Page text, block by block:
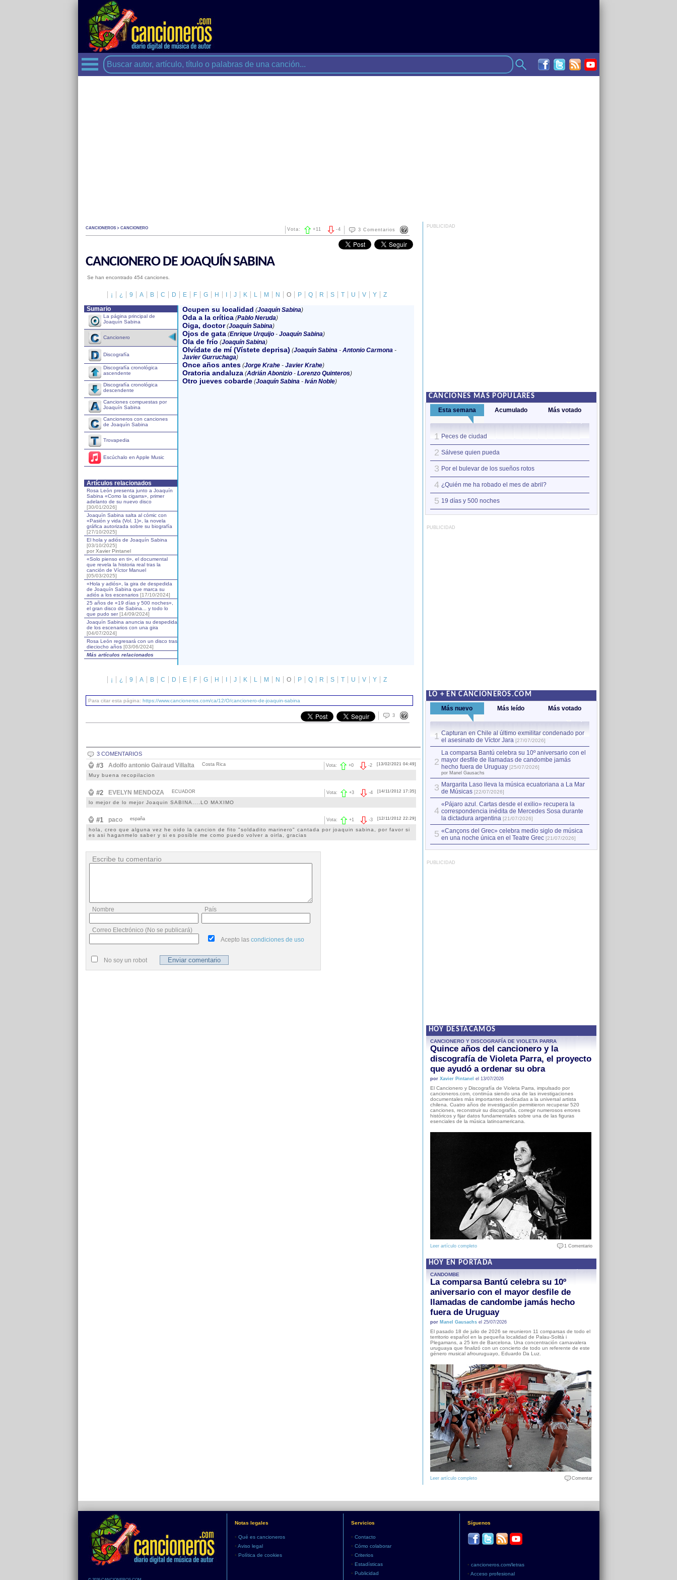
CANCIONEROS > CANCIONERO 3 Comentarios
-4
Vota: +11
CANCIONERO DE JOAQUÍN SABINA
Se han encontrado 454 canciones.
¡ ¿ 9 A B C D E F G H J K L M N O P Q R S T U V Y
Z
Sumario
La página principal de
Joaquín Sabina
Cancionero
Discografía
Discografía cronológica
ascendente
Discografía cronológica
descendente
Canciones compuestas por
Joaquín Sabina
Cancioneros con canciones
de Joaquín Sabina
Trovapedia
Escúchalo en Apple Music
Artículos relacionados
Rosa León presenta junto a Joaquín
Sabina «Como la cigarra», primer
adelanto de su nuevo disco
[30/01/2026]
Joaquín Sabina salta al cómic con
«Pasión y vida (Vol. 1)», la novela
gráfica autorizada sobre su biografía
[27/10/2025]
El hola y adiós de Joaquín Sabina
[03/10/2025]
por Xavier Pintanel
«Solo pienso en ti», el documental
que revela la historia real tras la
canción de Víctor Manuel
[05/03/2025]
«Hola y adiós», la gira de despedida
de Joaquín Sabina que marca su
adiós a los escenarios [17/10/2024]
25 años de «19 días y 500 noches»,
el gran disco de Sabina... y todo lo
que pudo ser[14/09/2024]
Joaquín Sabina anuncia su despedida
de los escenarios con una gira
[04/07/2024]
Rosa León regresará con un disco tras
dieciocho años [03/06/2024]
Más artículos relacionados
Ocupen su localidad (Joaquín Sabina)
Oda a la crítica (Pablo Neruda)
Oiga, doctor (Joaquín Sabina)
Ojos de gata (Enrique Urquijo- Joaquín Sabina)
Ola de frío (Joaquín Sabina)
Olvídate de mí (Vístete deprisa) (Joaquín Sabina- Antonio Carmona-
Javier Gurruchaga)
Once años antes (Jorge Krahe- Javier Krahe)
Oratoria andaluza (Adrián Abonizio- Lorenzo Quinteros)
Otro jueves cobarde (Joaquín Sabina- Iván Noble)
¡ ¿ 9 A B C D E F G H J K L M N O P Q R S T U V Y Z
Para citar esta página: https://www.cancioneros.com/ca/12/O/cancionero-de-joaquin-sabina
3
3 COMENTARIOS
#3 Adolfo antonio Gairaud Villalta Costa Rica [13/02/2021 04:49]
-2
Vota: +0
Muy buena recopilacion
#2 EVELYN MENDOZA ECUADOR [14/11/2012 17:35]
-4
Vota: +3
lo mejor de lo mejor Joaquin SABINA....LO MAXIMO
#1 paco españa [12/11/2012 22:29]
-3
Vota: +1
hola, creo que alguna vez he oido la cancion de fito "soldadito marinero" cantada por joaquin sabina, por favor si
es asi haganmelo saber y si es posible me como puedo volver a oirla, gracias
Escribe tu comentario
Nombre País
Correo Electrónico (No se publicará)
Acepto las condiciones de uso
No soy un robot
PUBLICIDAD
CANCIONES MÁS POPULARES
Esta semana Acumulado Más votado
1 Peces de ciudad
2 Sálvese quien pueda
3 Por el bulevar de los sueños rotos
4 ¿Quién me ha robado el mes de abril?
5 19 días y 500 noches
PUBLICIDAD
LO + EN CANCIONEROS.COM
Más nuevo Más leído Más votado
1 Capturan en Chile al último exmilitar condenado por
el asesinato de Víctor Jara [27/07/2026]
2
La comparsa Bantú celebra su 10º aniversario con el
mayor desfile de llamadas de candombe jamás
hecho fuera de Uruguay [25/07/2026]
por Manel Gausachs
3 Margarita Laso lleva la música ecuatoriana a La Mar
de Músicas [22/07/2026]
4
«Pájaro azul. Cartas desde el exilio» recupera la
correspondencia inédita de Mercedes Sosa durante
la dictadura argentina [21/07/2026]
5 «Cançons del Grec» celebra medio siglo de música
en una noche única en el Teatre Grec [21/07/2026]
PUBLICIDAD
HOY DESTACAMOS
CANCIONERO Y DISCOGRAFÍA DE VIOLETA PARRA
Quince años del cancionero y la
discografía de Violeta Parra, el proyecto
que ayudó a ordenar su obra
por Xavier Pintanel el 13/07/2026
El Cancionero y Discografía de Violeta Parra, impulsado por
cancioneros.com, continúa siendo una de las investigaciones
documentales más importantes dedicadas a la universal artista
chilena. Cuatro años de investigación permitieron recuperar 520
canciones, reconstruir su discografía, corregir numerosos errores
históricos y fijar datos fundamentales sobre una de las figuras
esenciales de la música latinoamericana.
Leer artículo completo 1 Comentario
HOY EN PORTADA
CANDOMBE
La comparsa Bantú celebra su 10º
aniversario con el mayor desfile de
llamadas de candombe jamás hecho
fuera de Uruguay
por Manel Gausachsel 25/07/2026
El pasado 18 de julio de 2026 se reunieron 11 comparsas de todo el
territorio español en la pequeña localidad de Palau-Solità i
Plegamans, a 25 km de Barcelona. Una concentración carnavalera
uruguaya que finalizó con un concierto de todo un referente de este
género musical afrouruguayo, Eduardo Da Luz.
Leer artículo completo Comentar
Notas legales
• Qué es cancioneros
• Aviso legal
• Política de cookies
Servicios
• Contacto
• Cómo colaborar
• Criterios
• Estadísticas
• Publicidad
Síguenos
• cancioneros.com/letras
• Acceso profesional